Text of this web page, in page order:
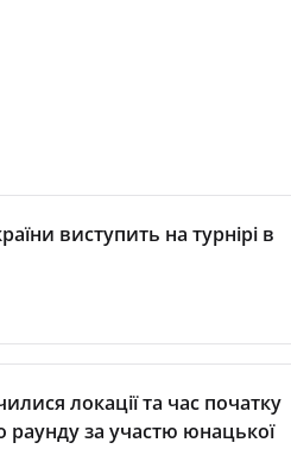
виступить на турнірі в
локації та час початку
раунду за участю юнацької